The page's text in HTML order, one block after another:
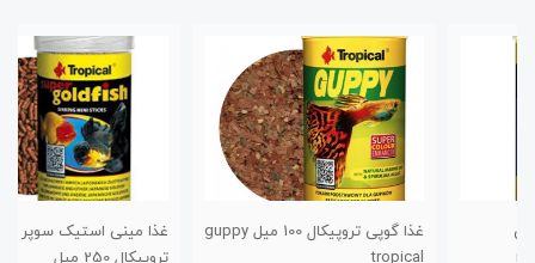
غذا گوپی تروپیکال 100 میل guppy
غذا مینی استیک سوپر گلدفیش